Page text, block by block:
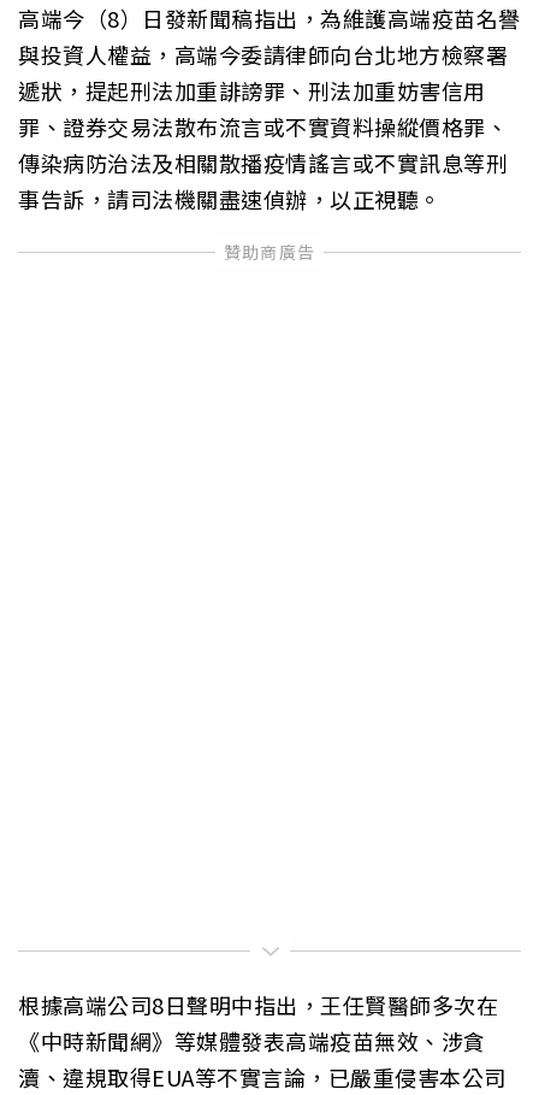
高端今（8）日發新聞稿指出，為維護高端疫苗名譽
與投資人權益，高端今委請律師向台北地方檢察署
遞狀，提起刑法加重誹謗罪、刑法加重妨害信用
罪、證券交易法散布流言或不實資料操縱價格罪、
傳染病防治法及相關散播疫情謠言或不實訊息等刑
事告訴，請司法機關盡速偵辦，以正視聽。
根據高端公司8日聲明中指出，王任賢醫師多次在
《中時新聞網》等媒體發表高端疫苗無效、涉貪
瀆、違規取得EUA等不實言論，已嚴重侵害本公司